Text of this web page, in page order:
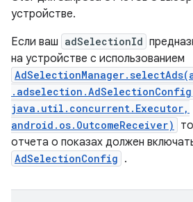
устройстве.
Если ваш adSelectionId
на устройстве с использованием
java.util.concurrent.Executor,
android.os.OutcomeReceiver)
отчета о показах должен
AdSelectionConfig .